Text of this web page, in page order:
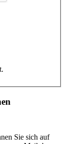
Sie sich auf